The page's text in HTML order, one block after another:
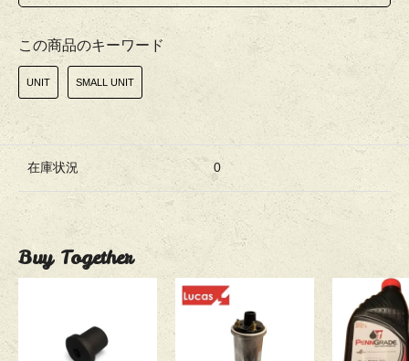
この商品のキーワード
UNIT SMALL UNIT
在庫状況 0
Buy Together